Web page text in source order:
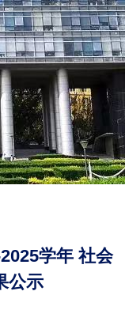
学年 社会
公示